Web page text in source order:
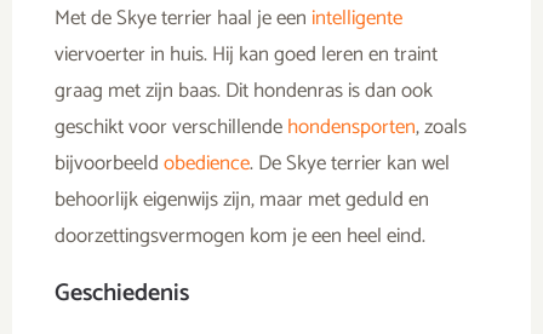
Met de Skye terrier haal je een intelligente
viervoerter in huis. Hij kan goed leren en traint
graag met zijn baas. Dit hondenras is dan ook
geschikt voor verschillendehondensporten, zoals
bijvoorbeeldobedience. De Skye terrier kan wel
behoorlijk eigenwijs zijn, maar met geduld en
doorzettingsvermogen kom je een heel eind.
Geschiedenis